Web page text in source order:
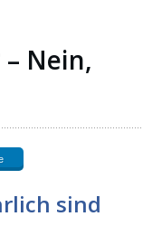
Nein,
sind